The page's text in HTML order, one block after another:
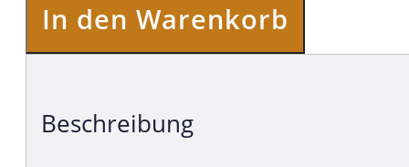
In den Warenkorb
Beschreibung